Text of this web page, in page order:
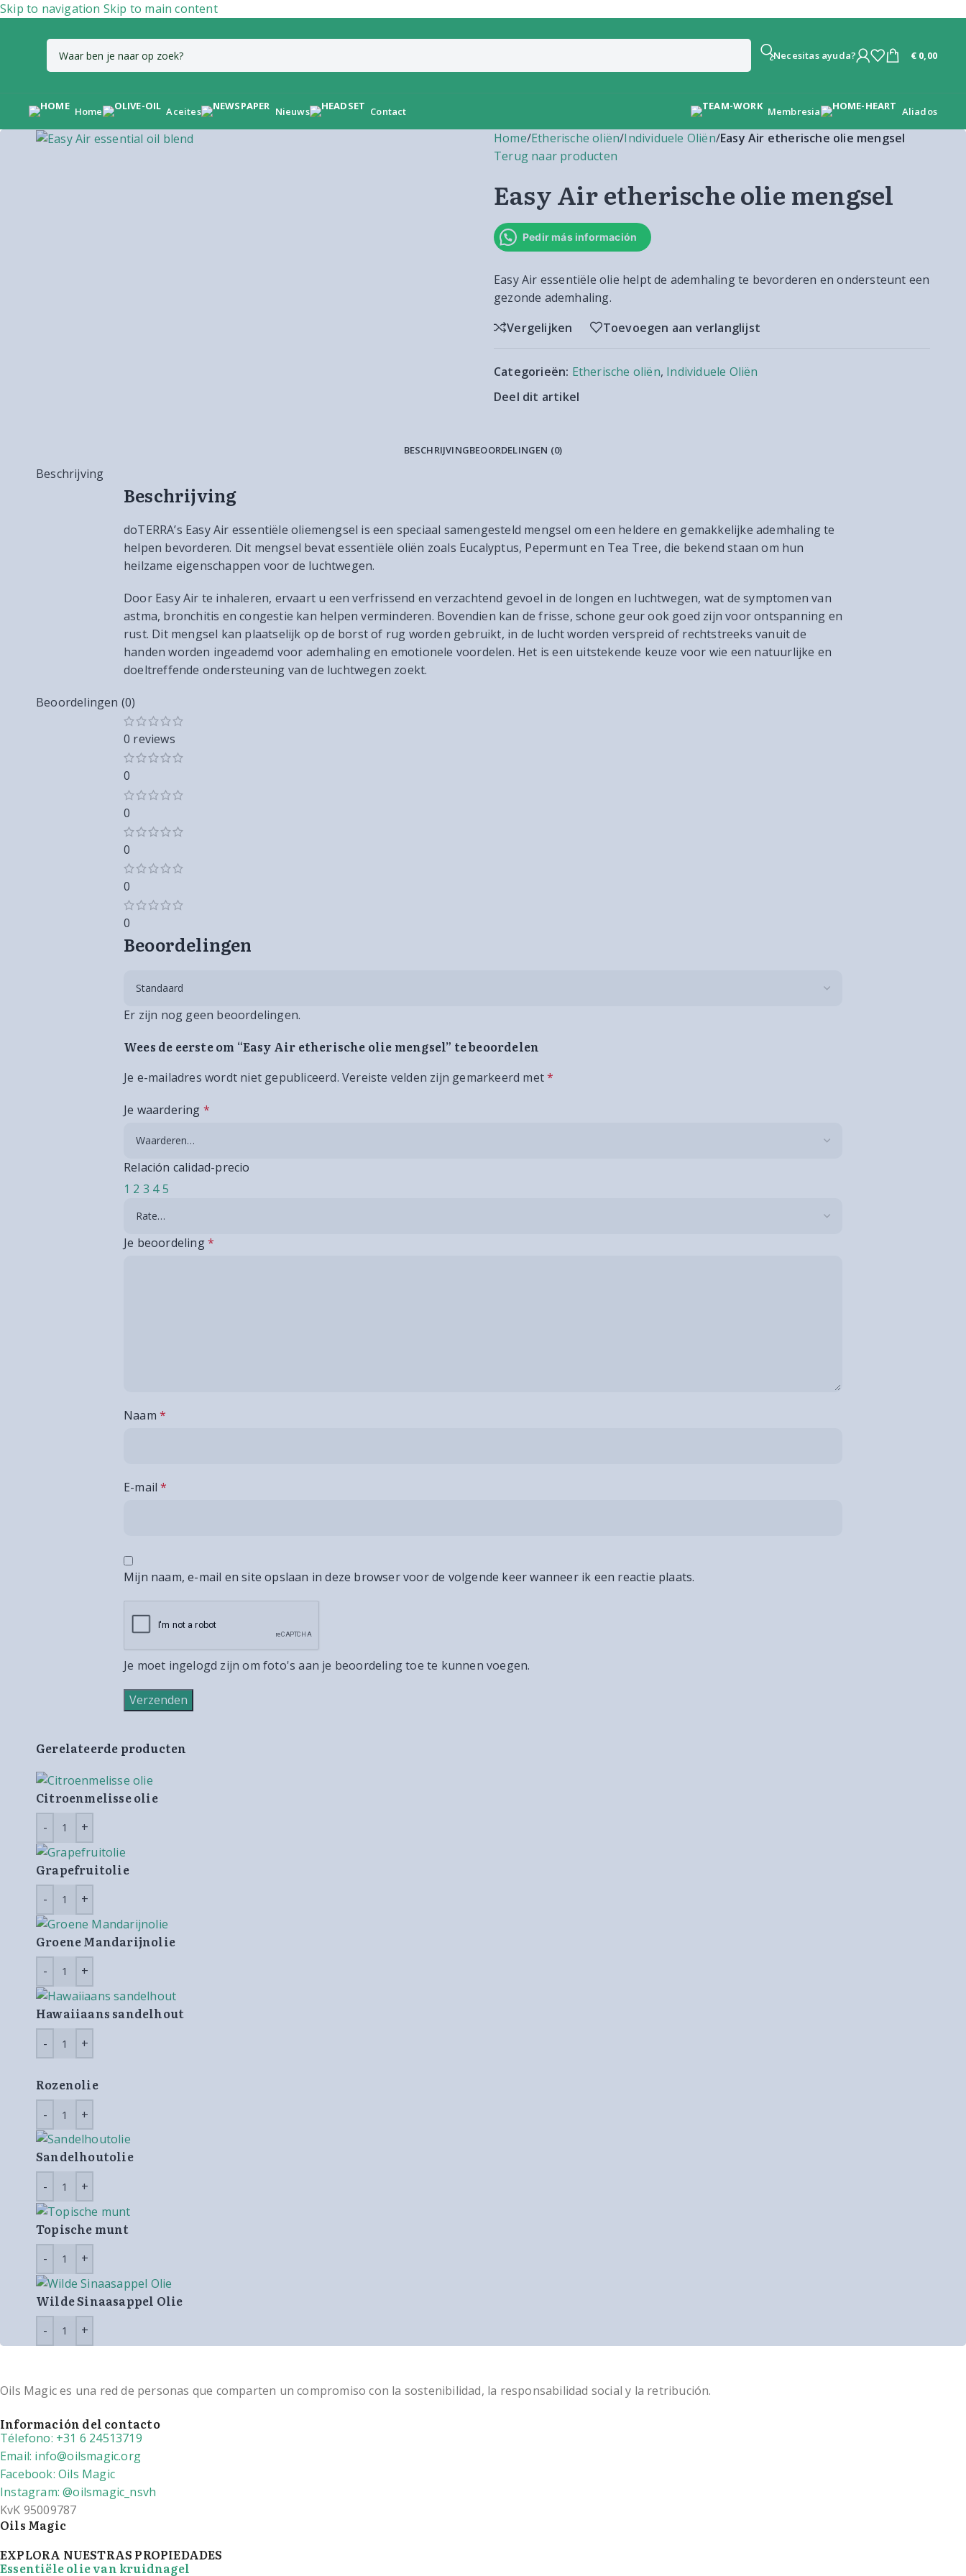
Skip to navigation Skip to main content
¿Necesitas ayuda? € 0,00
Home Aceites Nieuws Contact Membresia Aliados
Home/Etherische oliën/Individuele Oliën/Easy Air etherische olie mengsel
Terug naar producten
Easy Air etherische olie mengsel
Pedir más información
Easy Air essentiële olie helpt de ademhaling te bevorderen en ondersteunt een
gezonde ademhaling.
Vergelijken
Toevoegen aan verlanglijst
Categorieën: Etherische oliën, Individuele Oliën
Deel dit artikel
BESCHRIJVINGBEOORDELINGEN (0)
Beschrijving
Beschrijving
doTERRA’s Easy Air essentiële oliemengsel is een speciaal samengesteld mengsel om een heldere en gemakkelijke ademhaling te
helpen bevorderen. Dit mengsel bevat essentiële oliën zoals Eucalyptus, Pepermunt en Tea Tree, die bekend staan om hun
heilzame eigenschappen voor de luchtwegen.
Door Easy Air te inhaleren, ervaart u een verfrissend en verzachtend gevoel in de longen en luchtwegen, wat de symptomen van
astma, bronchitis en congestie kan helpen verminderen. Bovendien kan de frisse, schone geur ook goed zijn voor ontspanning en
rust. Dit mengsel kan plaatselijk op de borst of rug worden gebruikt, in de lucht worden verspreid of rechtstreeks vanuit de
handen worden ingeademd voor ademhaling en emotionele voordelen. Het is een uitstekende keuze voor wie een natuurlijke en
doeltreffende ondersteuning van de luchtwegen zoekt.
Beoordelingen (0)
0 reviews
0
0
0
0
0
Beoordelingen
Er zijn nog geen beoordelingen.
Wees de eerste om “Easy Air etherische olie mengsel” te beoordelen
Je e-mailadres wordt niet gepubliceerd. Vereiste velden zijn gemarkeerd met*
Je waardering *
Relación calidad-precio
1 2 3 4 5
Je beoordeling*
Naam *
E-mail*
Mijn naam, e-mail en site opslaan in deze browser voor de volgende keer wanneer ik een reactie plaats.
Je moet ingelogd zijn om foto's aan je beoordeling toe te kunnen voegen.
Gerelateerde producten
Citroenmelisse olie
Grapefruitolie
Groene Mandarijnolie
Hawaiiaans sandelhout
Rozenolie
Sandelhoutolie
Topische munt
Wilde Sinaasappel Olie
Oils Magic es una red de personas que comparten un compromiso con la sostenibilidad, la responsabilidad social y la retribución.
Información del contacto
Télefono: +31 6 24513719
Email: info@oilsmagic.org
Facebook: Oils Magic
Instagram: @oilsmagic_nsvh
KvK 95009787
Oils Magic
EXPLORA NUESTRAS PROPIEDADES
Essentiële olie van kruidnagel